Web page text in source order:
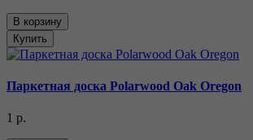
В корзину
Купить
Паркетная доска Polarwood Oak Oregon
1 р.